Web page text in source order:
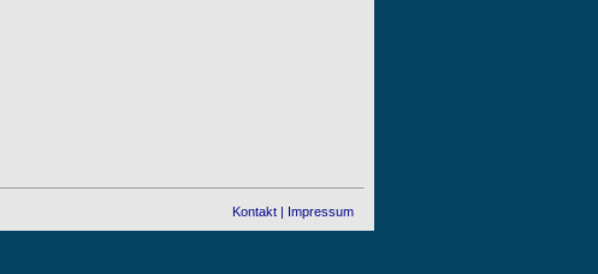
Kontakt | Impressum